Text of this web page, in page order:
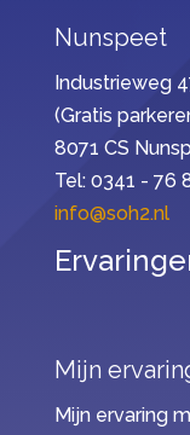
Nunspeet
Industrieweg
(Gratis
8071 CS
Tel: 0341 - 76
info@soh2.nl
Mijn
Mijn ervaring